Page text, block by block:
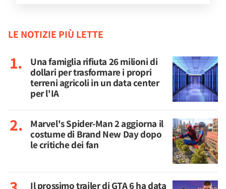
LE NOTIZIE PIÙ LETTE
Una famiglia rifiuta 26 milioni di
dollari per trasformare i propri
terreni agricoli in un data center
per l'IA
Marvel's Spider-Man 2 aggiorna il
costume di Brand New Day dopo
le critiche dei fan
Il prossimo trailer di GTA 6 ha data